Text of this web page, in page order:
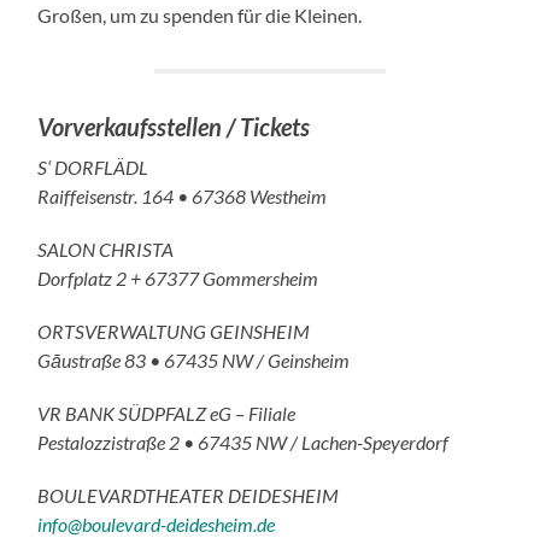
Großen, um zu spenden für die Kleinen.
Vorverkaufsstellen / Tickets
S‘ DORFLÄDL
Raiffeisenstr. 164 • 67368 Westheim
SALON CHRISTA
Dorfplatz 2 + 67377 Gommersheim
ORTSVERWALTUNG GEINSHEIM
Gāustraße 83 • 67435 NW / Geinsheim
VR BANK SÜDPFALZ eG – Filiale
Pestalozzistraße 2 • 67435 NW / Lachen-Speyerdorf
BOULEVARDTHEATER DEIDESHEIM
info@boulevard-deidesheim.de